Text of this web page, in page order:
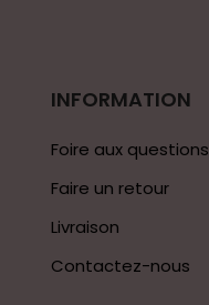
INFORMATION
Foire aux questions
Faire un retour
Livraison
Contactez-nous